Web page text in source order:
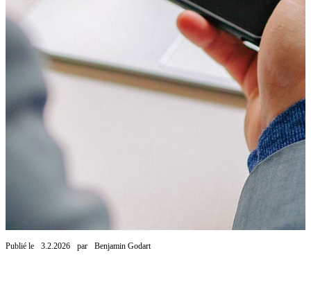
Publié le 3.2.2026 par Benjamin Godart